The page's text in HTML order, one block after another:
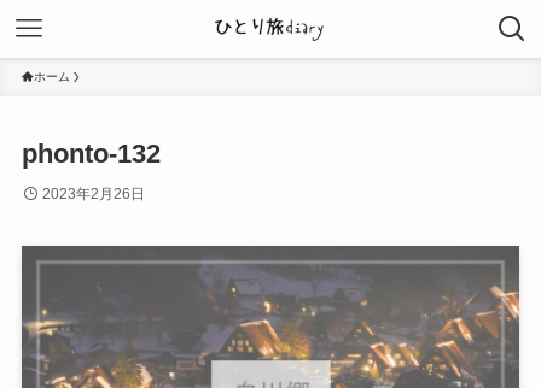
ホーム
phonto-132
2023年2月26日